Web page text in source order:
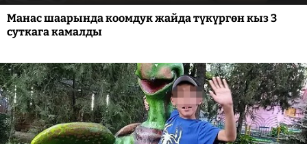
Манас шаарында коомдук жайда түкүргөн кыз 3
суткага камалды